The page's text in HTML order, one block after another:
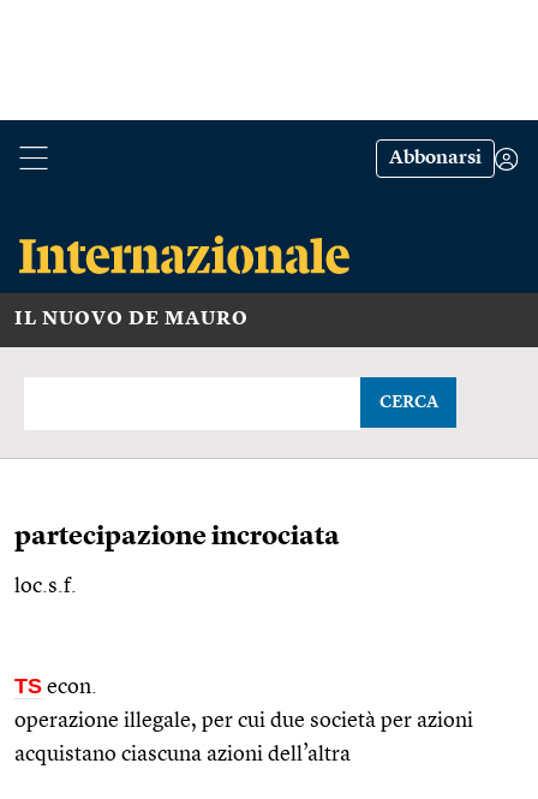
Abbonarsi
IL NUOVO DE MAURO
CERCA
partecipazione incrociata
loc.s.f.
TS econ.
operazione illegale, per cui due società per azioni
acquistano ciascuna azioni dell’altra